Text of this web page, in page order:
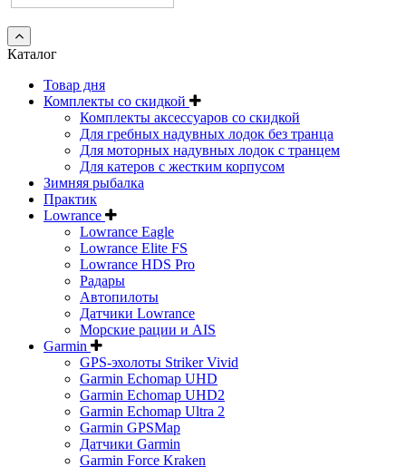
Каталог
Товар дня
Комплекты со скидкой
Комплекты аксессуаров со скидкой
Для гребных надувных лодок без транца
Для моторных надувных лодок с транцем
Для катеров с жестким корпусом
Зимняя рыбалка
Практик
Lowrance
Lowrance Eagle
Lowrance Elite FS
Lowrance HDS Pro
Радары
Автопилоты
Датчики Lowrance
Морские рации и AIS
Garmin
GPS-эхолоты Striker Vivid
Garmin Echomap UHD
Garmin Echomap UHD2
Garmin Echomap Ultra 2
Garmin GPSMap
Датчики Garmin
Garmin Force Kraken